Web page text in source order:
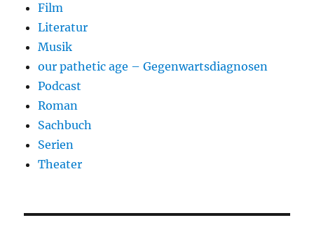
Film
Literatur
Musik
our pathetic age – Gegenwartsdiagnosen
Podcast
Roman
Sachbuch
Serien
Theater